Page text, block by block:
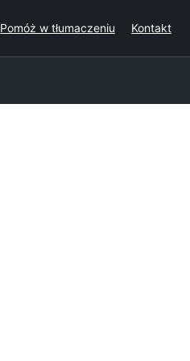
Pomóż w tłumaczeniu Kontakt